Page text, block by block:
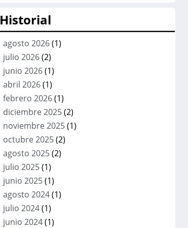
Historial
agosto 2026(1)
julio 2026(2)
junio 2026(1)
abril 2026(1)
febrero 2026(1)
diciembre 2025(2)
noviembre 2025(1)
octubre 2025(2)
agosto 2025(2)
julio 2025(1)
junio 2025(1)
agosto 2024(1)
julio 2024(1)
junio 2024(1)